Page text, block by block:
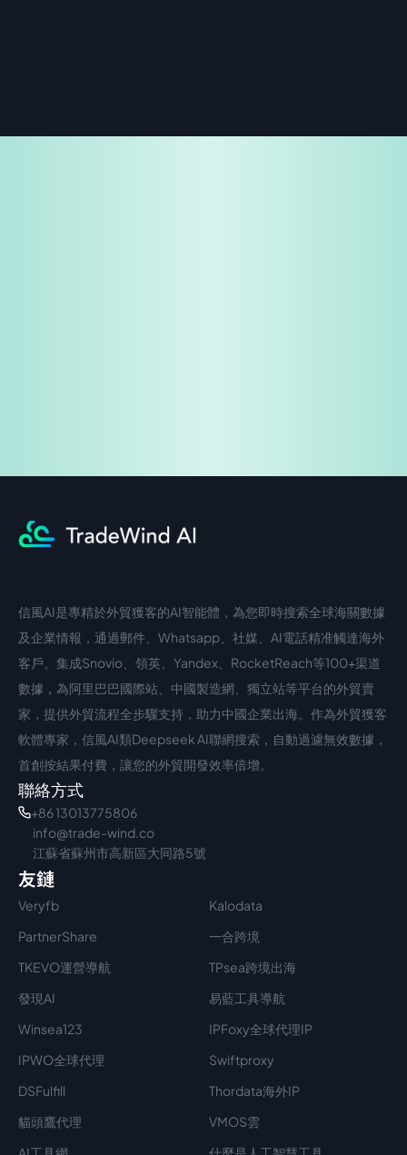
中文入口
信風AI是專精於外貿獲客的AI智能體，為您即時搜索全球海關數據
及企業情報，通過郵件、Whatsapp、社媒、AI電話精准觸達海外
客戶。集成Snovio、領英、Yandex、RocketReach等100+渠道
數據，為阿里巴巴國際站、中國製造網、獨立站等平台的外貿賣
家，提供外貿流程全步驟支持，助力中國企業出海。作為外貿獲客
軟體專家，信風AI類Deepseek AI聯網搜索，自動過濾無效數據，
首創按結果付費，讓您的外貿開發效率倍增。
聯絡方式
+86 13013775806
info@trade-wind.co
江蘇省蘇州市高新區大同路5號
友鏈
Veryfb
Kalodata
PartnerShare
一合跨境
TKEVO運營導航
TPsea跨境出海
發現AI
易藍工具導航
Winsea123
IPFoxy全球代理IP
IPWO全球代理
Swiftproxy
DSFulfill
Thordata海外IP
貓頭鷹代理
VMOS雲